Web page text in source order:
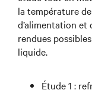
la température
d’alimentation et
rendues
liquide.
Étude 1 :